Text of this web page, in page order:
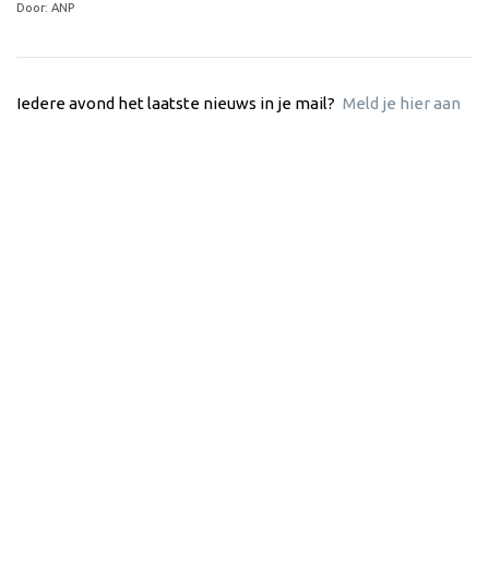
Door: ANP
Iedere avond het laatste nieuws in je mail? Meld je hier aan